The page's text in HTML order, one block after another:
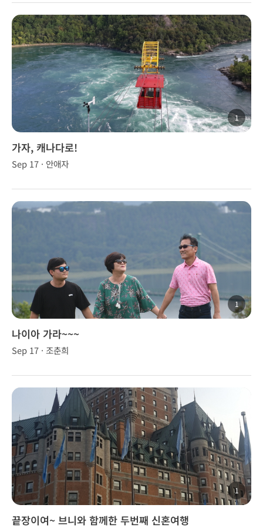
1
가자, 캐나다로!
Sep 17 · 안애자
1
나이아 가라~~~
Sep 17 · 조춘희
1
끝장이여~ 브니와 함께한 두번째 신혼여행